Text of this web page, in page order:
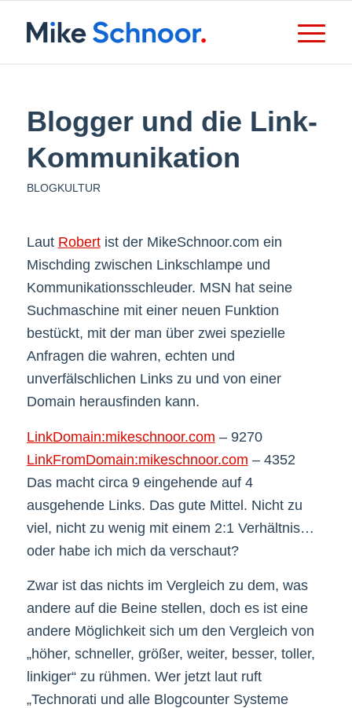
Blogger und die Link-
Kommunikation
BLOGKULTUR
Laut Robertist der MikeSchnoor.com ein
Mischding zwischen Linkschlampe und
Kommunikationsschleuder. MSN hat seine
Suchmaschine mit einer neuen Funktion
bestückt, mit der man über zwei spezielle
Anfragen die wahren, echten und
unverfälschlichen Links zu und von einer
Domain herausfinden kann.
LinkDomain:mikeschnoor.com – 9270
LinkFromDomain:mikeschnoor.com – 4352
Das macht circa 9 eingehende auf 4
ausgehende Links. Das gute Mittel. Nicht zu
viel, nicht zu wenig mit einem 2:1 Verhältnis…
oder habe ich mich da verschaut?
Zwar ist das nichts im Vergleich zu dem, was
andere auf die Beine stellen, doch es ist eine
andere Möglichkeit sich um den Vergleich von
„höher, schneller, größer, weiter, besser, toller,
linkiger“ zu rühmen. Wer jetzt laut ruft
„Technorati und alle Blogcounter Systeme